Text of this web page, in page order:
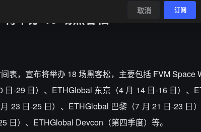
举办 18 场黑客松
表，宣布将举办 18 场黑客松，主要包括 FVM Space
-29 日）、ETHGlobal 东京（4 月 14 日-16 日）、
23 日-25 日）、ETHGlobal 巴黎（7 月 21 日-23 日
日）、ETHGlobal Devcon（第四季度）等。
取消 订阅